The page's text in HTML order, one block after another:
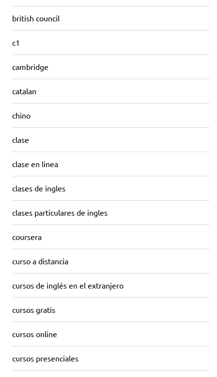
british council
c1
cambridge
catalan
chino
clase
clase en linea
clases de ingles
clases particulares de ingles
coursera
curso a distancia
cursos de inglés en el extranjero
cursos gratis
cursos online
cursos presenciales